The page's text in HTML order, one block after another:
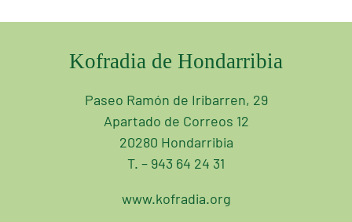
Kofradia de Hondarribia
Paseo Ramón de Iribarren, 29
Apartado de Correos 12
20280 Hondarribia
T. – 943 64 24 31
www.kofradia.org